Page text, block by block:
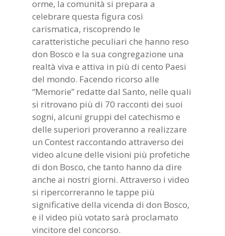
orme, la comunità si prepara a
celebrare questa figura così
carismatica, riscoprendo le
caratteristiche peculiari che hanno reso
don Bosco e la sua congregazione una
realtà viva e attiva in più di cento Paesi
del mondo. Facendo ricorso alle
“Memorie” redatte dal Santo, nelle quali
si ritrovano più di 70 racconti dei suoi
sogni, alcuni gruppi del catechismo e
delle superiori proveranno a realizzare
un Contest raccontando attraverso dei
video alcune delle visioni più profetiche
di don Bosco, che tanto hanno da dire
anche ai nostri giorni. Attraverso i video
si ripercorreranno le tappe più
significative della vicenda di don Bosco,
e il video più votato sarà proclamato
vincitore del concorso.